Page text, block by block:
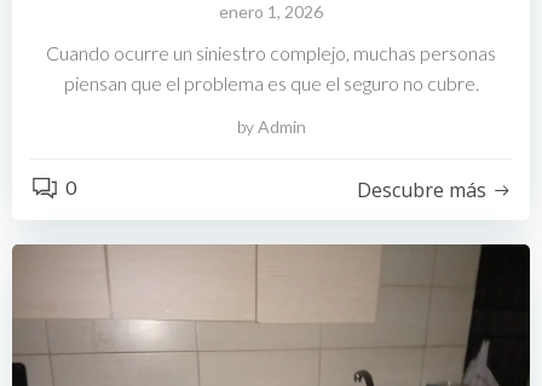
enero 1, 2026
Cuando ocurre un siniestro complejo, muchas personas
piensan que el problema es que el seguro no cubre.
byAdmin
0 Descubre más